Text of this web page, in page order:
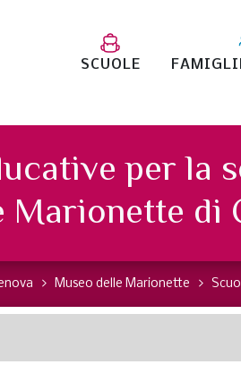
SCUOLE
per la
Marionette di
Museo delle Marionette